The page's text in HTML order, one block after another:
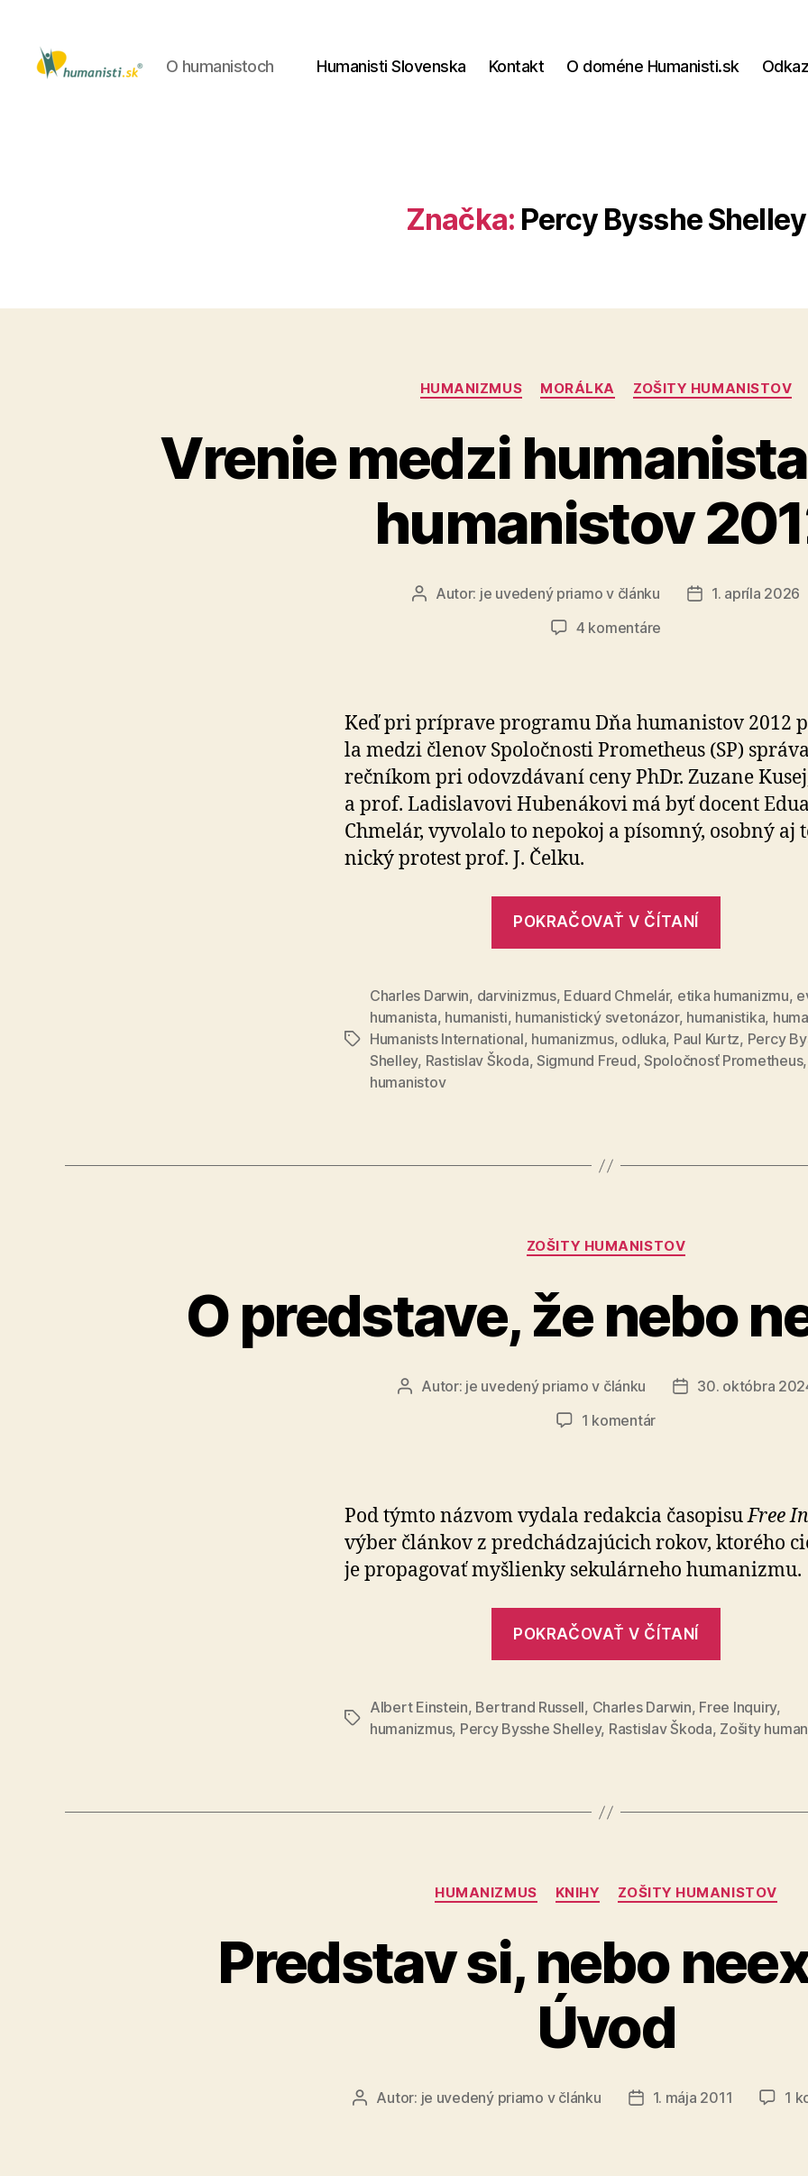
O humanistoch Humanisti Slovenska Kontakt O doméne Humanisti.sk
Značka: Percy Bysshe Shelley
Kategórie
HUMANIZMUS MORÁLKA ZOŠITY HUMANISTOV
Vrenie medzi
humanistov
AutorAutor: je uvedený priamo v článku
Dátum
1. apríla 2026
4 komentáre
Dni
humanistov
2012
Keď pri príprave programu Dňa humanistov 2012
la medzi členov Spoločnosti Prometheus (SP)
rečníkom pri odovzdávaní ceny PhDr. Zuzane
a prof. Ladislavovi Hubenákovi má byť docent
Chmelár, vyvolalo to nepokoj a písomný, osobný aj
nic­ký protest prof. J. Čelku.
POKRAČOVAŤ V ČÍTANÍ
po
Dni
Značky
Charles Darwin, darvinizmus, Eduard Chmelár, etika humanizmu,
humanista, humanisti, humanistický svetonázor, humanistika,
Humanists International, humanizmus, odluka, Paul Kurtz, Percy
Shelley, Rastislav Škoda,Sigmund Freud, Spoločnosť Prometheus,
humanistov
Kategórie
ZOŠITY HUMANISTOV
O predstave, že nebo
AutorAutor: je uvedený priamo v článku
Dátum30. októbra
1 komentárna
nebo
neexistuje
Pod týmto názvom vydala redakcia časopisuFree
výber článkov z pred­chá­dza­jú­cich rokov, ktorého
je pro­pa­go­vať myšlienky se­ku­lár­ne­ho hu­ma­nizmu.
POKRAČOVAŤ V ČÍTANÍ
nebo
Značky
Albert Einstein, Bertrand Russell, Charles Darwin, Free Inquiry,
humanizmus, Percy Bysshe Shelley, Rastislav Škoda, Zošity
Kategórie
HUMANIZMUS KNIHY ZOŠITY HUMANISTOV
Predstav si, nebo
Úvod
AutorAutor: je uvedený priamo v článku
Dátum
1. mája 2011 1